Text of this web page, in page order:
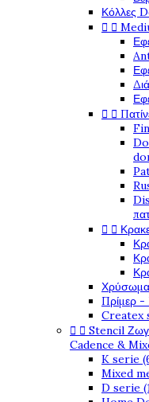
Κόλλες
 
 
 
Χρύσωμα
Πρίμερ -
Createx
  Stencil
Cadence &
K serie
Mixed
D serie